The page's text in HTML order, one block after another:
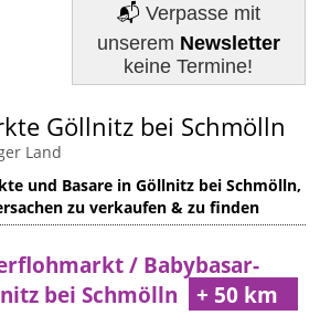
📬 Verpasse mit
unserem Newsletter
keine Termine!
Göllnitz bei Schmölln
Land
und Basare in Göllnitz bei Schmölln,
zu verkaufen & zu finden
/ Babybasar-
bei Schmölln